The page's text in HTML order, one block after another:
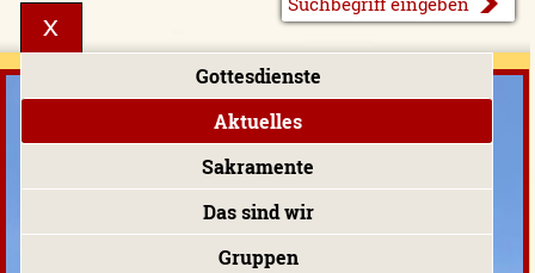
Gottesdienste
Aktuelles
Sakramente
Das sind wir
Gruppen